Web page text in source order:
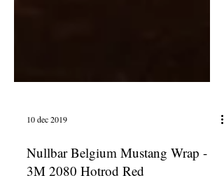
10 dec 2019